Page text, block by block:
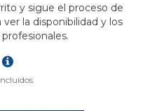
y sigue el proceso de
ver la disponibilidad y los